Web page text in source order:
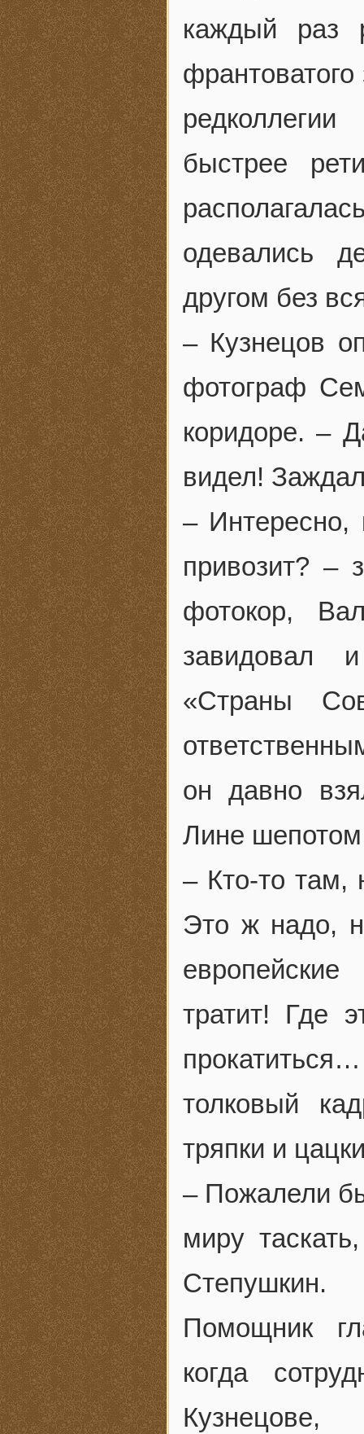
каждый раз
быстрее
одевались
другом без
– Кузнецов
фотограф
коридоре. –
видел!
– Интересно,
привозит? –
фотокор,
завидовал
«Страны
он давно
Лине
– Кто-то там,
Это ж надо,
европейские
тратит! Где
толковый
тряпки и
– Пожалели
миру
Степушкин.
Помощник
когда